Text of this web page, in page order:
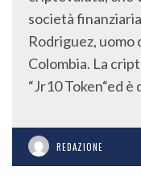
società
Rodriguez, uomo
Colombia. La
“Jr10 Token“ed è
REDAZIONE